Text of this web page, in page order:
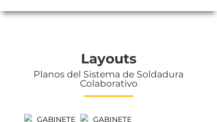
Layouts
Planos del Sistema de Soldadura
Colaborativo